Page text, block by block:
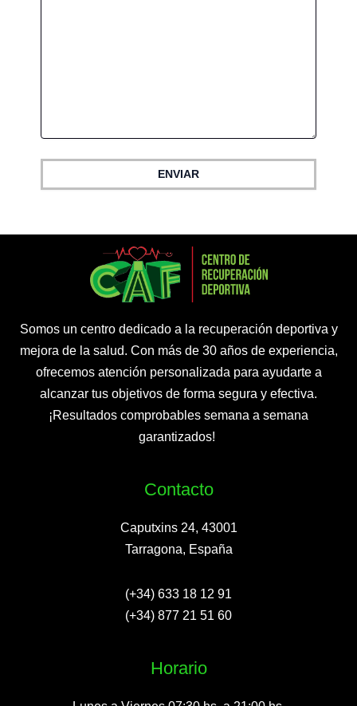
Somos un centro dedicado a la recuperación deportiva y
mejora de la salud. Con más de 30 años de experiencia,
ofrecemos atención personalizada para ayudarte a
alcanzar tus objetivos de forma segura y efectiva.
¡Resultados comprobables semana a semana
garantizados! ​
Contacto
Caputxins 24, 43001
Tarragona, España
(+34) 633 18 12 91
(+34) 877 21 51 60
Horario